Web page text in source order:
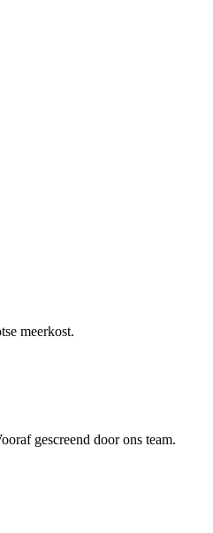
meerkost.
gescreend door ons team.